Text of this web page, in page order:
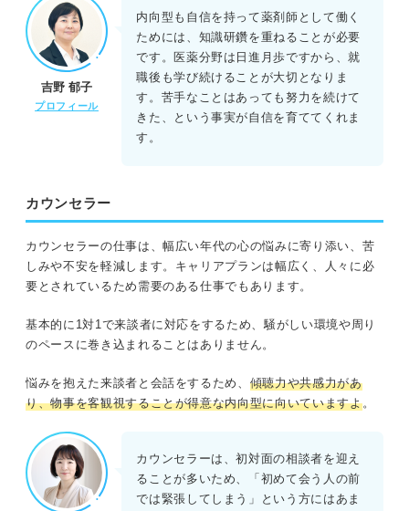
吉野 郁子
プロフィール
内向型も自信を持って薬剤師として働く
ためには、知識研鑽を重ねることが必要
です。医薬分野は日進月歩ですから、就
職後も学び続けることが大切となりま
す。苦手なことはあっても努力を続けて
きた、という事実が自信を育ててくれま
す。
カウンセラー
カウンセラーの仕事は、幅広い年代の心の悩みに寄り添い、苦
しみや不安を軽減します。キャリアプランは幅広く、人々に必
要とされているため需要のある仕事でもあります。
基本的に1対1で来談者に対応をするため、騒がしい環境や周り
のペースに巻き込まれることはありません。
悩みを抱えた来談者と会話をするため、 傾聴力や共感力があ
り、物事を客観視することが得意な内向型に向いていますよ。
カウンセラーは、初対面の相談者を迎え
ることが多いため、「初めて会う人の前
では緊張してしまう」という方にはあま